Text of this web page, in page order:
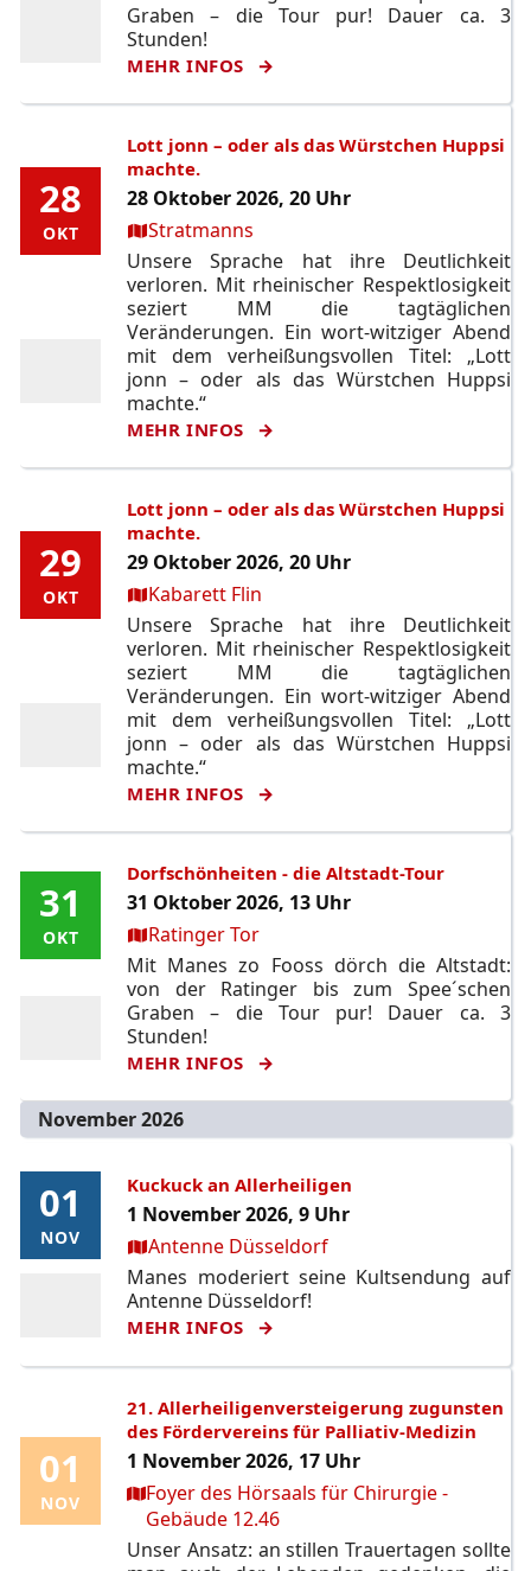
Graben – die Tour pur! Dauer ca. 3
Stunden!
MEHR INFOS
28
OKT
28
OKT
Lott jonn – oder als das Würstchen Huppsi
machte.
28 Oktober 2026, 20 Uhr
Ort:Stratmanns
Unsere Sprache hat ihre Deutlichkeit
verloren. Mit rheinischer Respektlosigkeit
seziert MM die tagtäglichen
Veränderungen. Ein wort-witziger Abend
mit dem verheißungsvollen Titel: „Lott
jonn – oder als das Würstchen Huppsi
machte.“
MEHR INFOS
29
OKT
29
OKT
Lott jonn – oder als das Würstchen Huppsi
machte.
29 Oktober 2026, 20 Uhr
Ort:Kabarett Flin
Unsere Sprache hat ihre Deutlichkeit
verloren. Mit rheinischer Respektlosigkeit
seziert MM die tagtäglichen
Veränderungen. Ein wort-witziger Abend
mit dem verheißungsvollen Titel: „Lott
jonn – oder als das Würstchen Huppsi
machte.“
MEHR INFOS
31
OKT
31
OKT
Dorfschönheiten - die Altstadt-Tour
31 Oktober 2026, 13 Uhr
Ort:Ratinger Tor
Mit Manes zo Fooss dörch die Altstadt:
von der Ratinger bis zum Spee´schen
Graben – die Tour pur! Dauer ca. 3
Stunden!
MEHR INFOS
November 2026
01
NOV
01
NOV
Kuckuck an Allerheiligen
1 November 2026, 9 Uhr
Ort:Antenne Düsseldorf
Manes moderiert seine Kultsendung auf
Antenne Düsseldorf!
MEHR INFOS
01
NOV
01
NOV
21. Allerheiligenversteigerung zugunsten
des Fördervereins für Palliativ-Medizin
1 November 2026, 17 Uhr
Ort:Foyer des Hörsaals für Chirurgie -
Gebäude 12.46
Unser Ansatz: an stillen Trauertagen sollte